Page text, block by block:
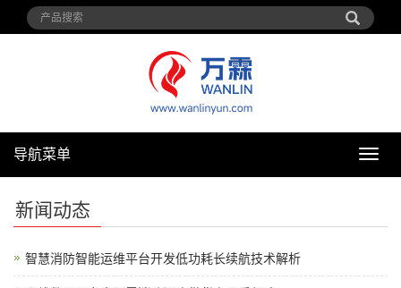
导
导航菜单
新闻动态
智慧消防智能运维平台开发低功耗长续航技术解析